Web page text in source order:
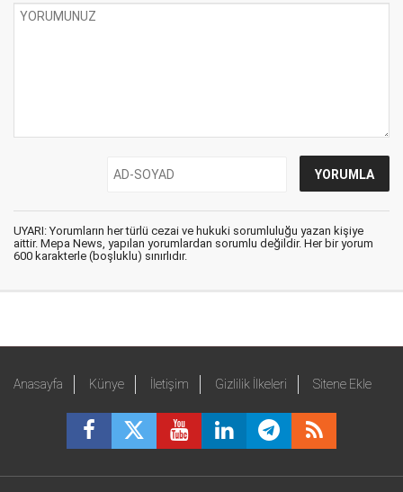
UYARI: Yorumların her türlü cezai ve hukuki sorumluluğu yazan kişiye
aittir. Mepa News, yapılan yorumlardan sorumlu değildir. Her bir yorum
600 karakterle (boşluklu) sınırlıdır.
Anasayfa Künye İletişim Gizlilik İlkeleri Sitene Ekle